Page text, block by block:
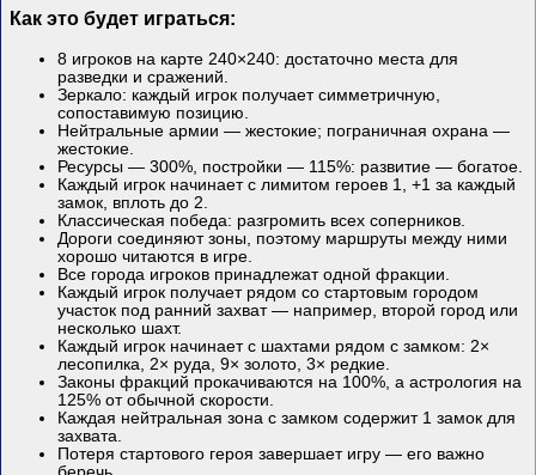
Как это будет играться:
8 игроков на карте 240×240: достаточно места для
разведки и сражений.
Зеркало: каждый игрок получает симметричную,
сопоставимую позицию.
Нейтральные армии — жестокие; пограничная охрана —
жестокие.
Ресурсы — 300%, постройки — 115%: развитие — богатое.
Каждый игрок начинает с лимитом героев 1, +1 за каждый
замок, вплоть до 2.
Классическая победа: разгромить всех соперников.
Дороги соединяют зоны, поэтому маршруты между ними
хорошо читаются в игре.
Все города игроков принадлежат одной фракции.
Каждый игрок получает рядом со стартовым городом
участок под ранний захват — например, второй город или
несколько шахт.
Каждый игрок начинает с шахтами рядом с замком: 2×
лесопилка, 2× руда, 9× золото, 3× редкие.
Законы фракций прокачиваются на 100%, а астрология на
125% от обычной скорости.
Каждая нейтральная зона с замком содержит 1 замок для
захвата.
Потеря стартового героя завершает игру — его важно